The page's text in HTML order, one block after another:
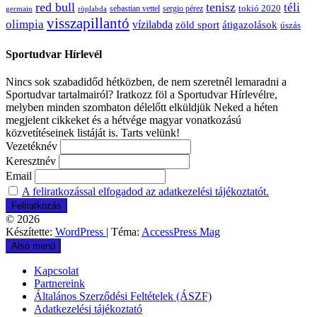
germain red bull röplabda sebastian vettel sergio pérez tenisz tokió 2020 téli
olimpia visszapillantó vízilabda zöld sport átigazolások úszás
Sportudvar Hírlevél
Nincs sok szabadidőd hétközben, de nem szeretnél lemaradni a
Sportudvar tartalmairól? Iratkozz föl a Sportudvar Hírlevélre,
melyben minden szombaton délelőtt elküldjük Neked a héten
megjelent cikkeket és a hétvége magyar vonatkozású
közvetítéseinek listáját is. Tarts velünk!
Vezetéknév
Keresztnév
Email
A feliratkozással elfogadod az adatkezelési tájékoztatót.
© 2026
Készítette: WordPress | Téma: AccessPress Mag
Alsó menü
Kapcsolat
Partnereink
Általános Szerződési Feltételek (ÁSZF)
Adatkezelési tájékoztató